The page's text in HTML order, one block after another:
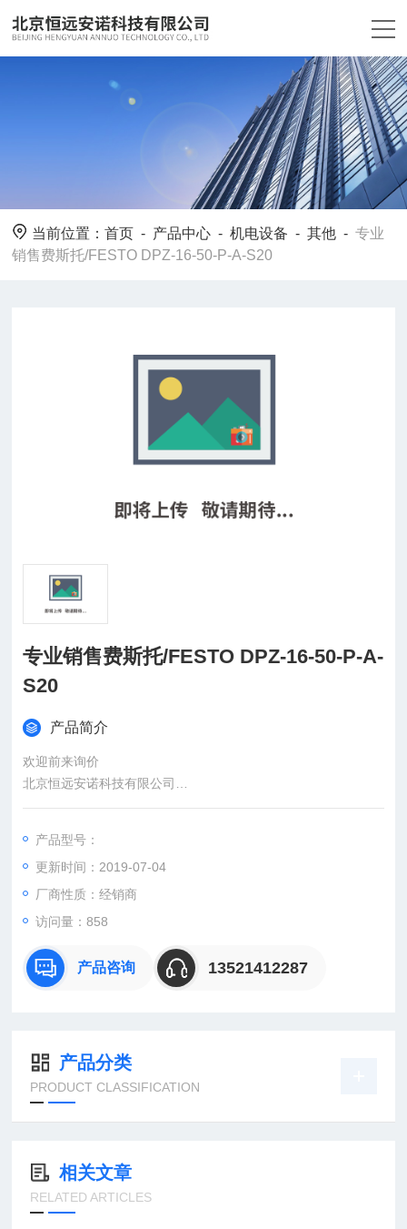
当前位置：首页 - 产品中心 -机电设备 -其他 -专业
销售费斯托/FESTO DPZ-16-50-P-A-S20
专业销售费斯托/FESTO DPZ-16-50-P-A-
S20
产品简介
欢迎前来询价
北京恒远安诺科技有限公司
：
：曹
：
直销德国欧洲机电工控设备配件
国及欧洲生产的各类工控机电设备、仪器仪表、零配件，保证*。
公司总部
产品型号：
更新时间：2019-07-04
厂商性质：经销商
访问量：858
产品咨询 13521412287
产品分类
PRODUCT CLASSIFICATION
相关文章
RELATED ARTICLES